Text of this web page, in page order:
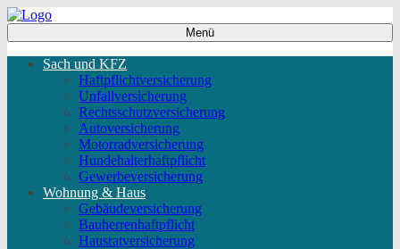
Menü
Sach und KFZ
Haftpflichtversicherung
Unfallversicherung
Rechtsschutzversicherung
Autoversicherung
Motorradversicherung
Hundehalterhaftpflicht
Gewerbeversicherung
Wohnung & Haus
Gebäudeversicherung
Bauherrenhaftpflicht
Hausratversicherung